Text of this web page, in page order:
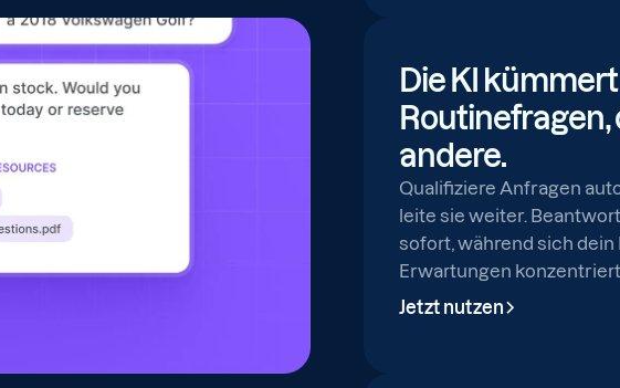
Die KI
Routinefragen,
andere.
Qualifiziere Anfragen
leite sie weiter.
sofort, während sich
Erwartungen
Jetzt nutzen